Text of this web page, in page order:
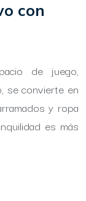
con
de juego,
se convierte en
y ropa
es más